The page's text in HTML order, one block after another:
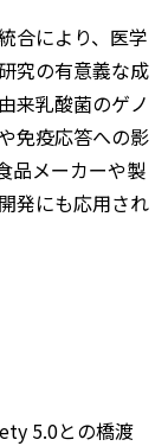
合により、医学
究の有意義な成
来乳酸菌のゲノ
免疫応答への影
品メーカーや製
発にも応用され
5.0との橋渡